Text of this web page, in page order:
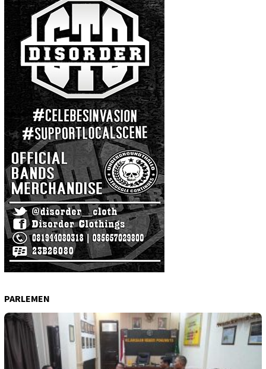
PARLEMEN